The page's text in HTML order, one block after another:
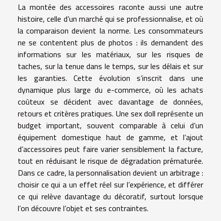
La montée des accessoires raconte aussi une autre
histoire, celle d’un marché qui se professionnalise, et où
la comparaison devient la norme. Les consommateurs
ne se contentent plus de photos : ils demandent des
informations sur les matériaux, sur les risques de
taches, sur la tenue dans le temps, sur les délais et sur
les garanties. Cette évolution s’inscrit dans une
dynamique plus large du e-commerce, où les achats
coûteux se décident avec davantage de données,
retours et critères pratiques. Une sex doll représente un
budget important, souvent comparable à celui d’un
équipement domestique haut de gamme, et l’ajout
d’accessoires peut faire varier sensiblement la facture,
tout en réduisant le risque de dégradation prématurée.
Dans ce cadre, la personnalisation devient un arbitrage :
choisir ce qui a un effet réel sur l’expérience, et différer
ce qui relève davantage du décoratif, surtout lorsque
l’on découvre l’objet et ses contraintes.